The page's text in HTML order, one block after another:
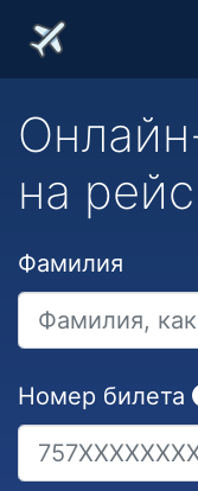
на рейс
Фамилия
Номер билета